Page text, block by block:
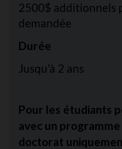
2500$ additionnels
demandée
Durée
Jusqu'à 2 ans
Pour les étudiants
avec un programme
doctorat